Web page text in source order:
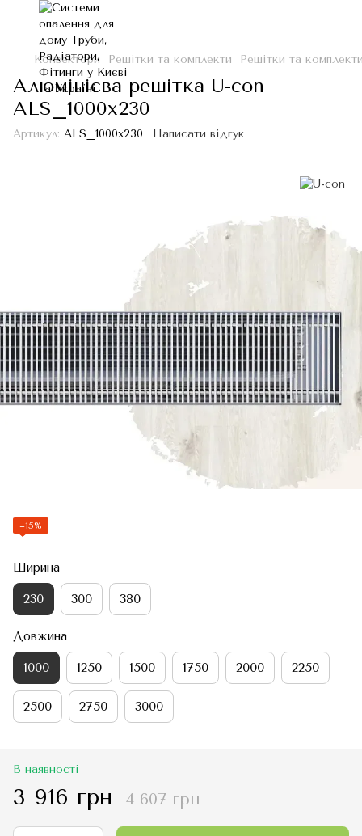
Конвектори Решітки та комплекти Решітки та
Алюмінієва решітка U-con
ALS_1000x230
Артикул: ALS_1000x230 Написати відгук
−15%
Ширина
230 300 380
Довжина
1000 1250 1500 1750 2000 2250
2500 2750 3000
В наявності
3 916 грн 4 607 грн